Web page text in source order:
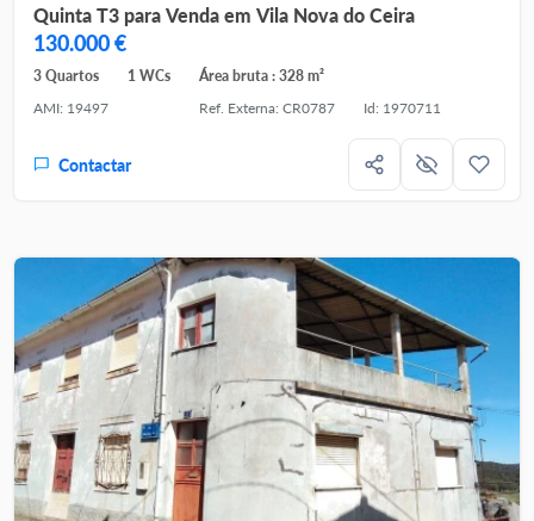
Quinta T3 para Venda em Vila Nova do Ceira
130.000 €
3 Quartos 1 WCs
Área bruta : 328 m²
AMI: 19497
Ref. Externa: CR0787 Id: 1970711
Contactar